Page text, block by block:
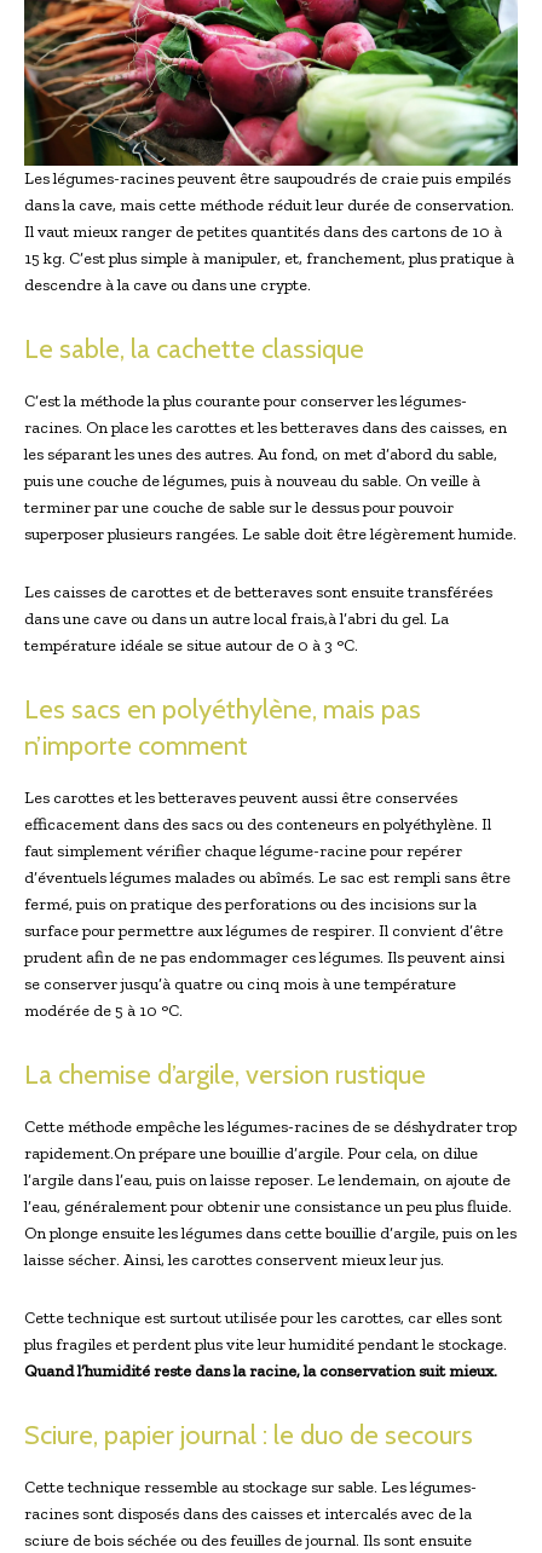
Les légumes-racines peuvent être saupoudrés de craie puis empilés
dans la cave, mais cette méthode réduit leur durée de conservation.
Il vaut mieux ranger de petites quantités dans des cartons de 10 à
15 kg. C’est plus simple à manipuler, et, franchement, plus pratique à
descendre à la cave ou dans une crypte.
Le sable, la cachette classique
C’est la méthode la plus courante pour conserver les légumes-
racines. On place les carottes et les betteraves dans des caisses, en
les séparant les unes des autres. Au fond, on met d’abord du sable,
puis une couche de légumes, puis à nouveau du sable. On veille à
terminer par une couche de sable sur le dessus pour pouvoir
superposer plusieurs rangées. Le sable doit être légèrement humide.
Les caisses de carottes et de betteraves sont ensuite transférées
dans une cave ou dans un autre local frais,à l’abri du gel. La
température idéale se situe autour de 0 à 3 °C.
Les sacs en polyéthylène, mais pas
n’importe comment
Les carottes et les betteraves peuvent aussi être conservées
efficacement dans des sacs ou des conteneurs en polyéthylène. Il
faut simplement vérifier chaque légume-racine pour repérer
d’éventuels légumes malades ou abîmés. Le sac est rempli sans être
fermé, puis on pratique des perforations ou des incisions sur la
surface pour permettre aux légumes de respirer. Il convient d’être
prudent afin de ne pas endommager ces légumes. Ils peuvent ainsi
se conserver jusqu’à quatre ou cinq mois à une température
modérée de 5 à 10 °C.
La chemise d’argile, version rustique
Cette méthode empêche les légumes-racines de se déshydrater trop
rapidement.On prépare une bouillie d’argile. Pour cela, on dilue
l’argile dans l’eau, puis on laisse reposer. Le lendemain, on ajoute de
l’eau, généralement pour obtenir une consistance un peu plus fluide.
On plonge ensuite les légumes dans cette bouillie d’argile, puis on les
laisse sécher. Ainsi, les carottes conservent mieux leur jus.
Cette technique est surtout utilisée pour les carottes, car elles sont
plus fragiles et perdent plus vite leur humidité pendant le stockage.
Quand l’humidité reste dans la racine, la conservation suit mieux.
Sciure, papier journal : le duo de secours
Cette technique ressemble au stockage sur sable. Les légumes-
racines sont disposés dans des caisses et intercalés avec de la
sciure de bois séchée ou des feuilles de journal. Ils sont ensuite